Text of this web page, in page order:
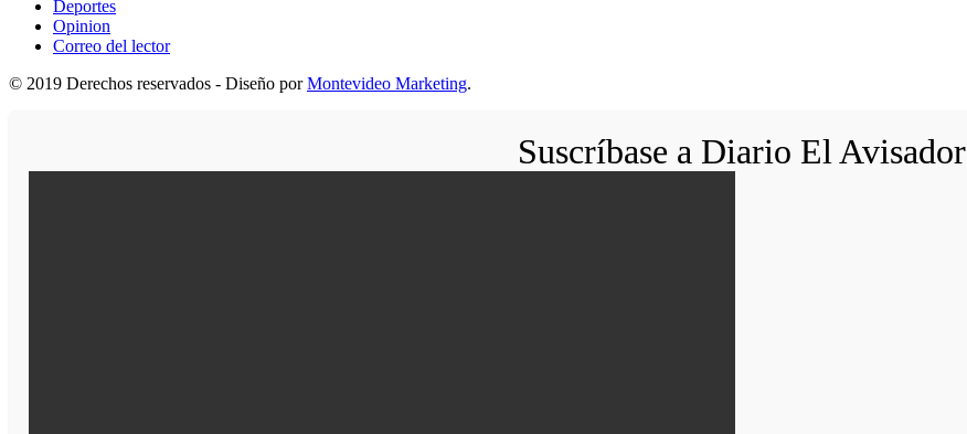
Deportes
Opinion
Correo del lector
© 2019 Derechos reservados - Diseño porMontevideo Marketing.
Suscríbase a Diario El Avisador